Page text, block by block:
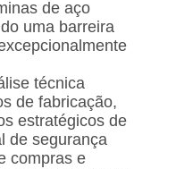
de aço
uma barreira
técnica
de fabricação,
estratégicos de
de segurança
compras e